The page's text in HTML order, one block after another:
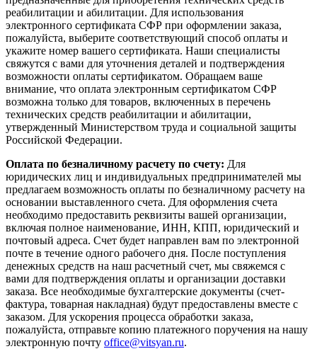
реабилитации и абилитации. Для использования
электронного сертификата СФР при оформлении заказа,
пожалуйста, выберите соответствующий способ оплаты и
укажите номер вашего сертификата. Наши специалисты
свяжутся с вами для уточнения деталей и подтверждения
возможности оплаты сертификатом. Обращаем ваше
внимание, что оплата электронным сертификатом СФР
возможна только для товаров, включенных в перечень
технических средств реабилитации и абилитации,
утвержденный Министерством труда и социальной защиты
Российской Федерации.
Оплата по безналичному расчету по счету: Для
юридических лиц и индивидуальных предпринимателей мы
предлагаем возможность оплаты по безналичному расчету на
основании выставленного счета. Для оформления счета
необходимо предоставить реквизиты вашей организации,
включая полное наименование, ИНН, КПП, юридический и
почтовый адреса. Счет будет направлен вам по электронной
почте в течение одного рабочего дня. После поступления
денежных средств на наш расчетный счет, мы свяжемся с
вами для подтверждения оплаты и организации доставки
заказа. Все необходимые бухгалтерские документы (счет-
фактура, товарная накладная) будут предоставлены вместе с
заказом. Для ускорения процесса обработки заказа,
пожалуйста, отправьте копию платежного поручения на нашу
электронную почту office@vitsyan.ru.